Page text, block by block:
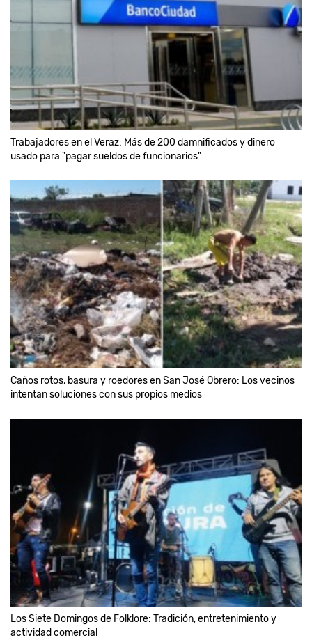
Trabajadores en el Veraz: Más de 200 damnificados y dinero
usado para "pagar sueldos de funcionarios"
Caños rotos, basura y roedores en San José Obrero: Los vecinos
intentan soluciones con sus propios medios
Los Siete Domingos de Folklore: Tradición, entretenimiento y
actividad comercial